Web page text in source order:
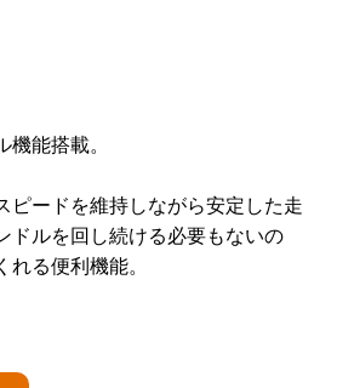
機能搭載。
ピードを維持しながら安定した走
ドルを回し続ける必要もないの
れる便利機能。